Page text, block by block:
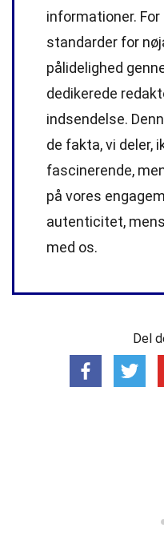
informationer.
standarder for
pålidelighed
dedikerede
indsendelse.
de fakta, vi deler,
fascinerende,
på vores
autenticitet,
med os.
Del